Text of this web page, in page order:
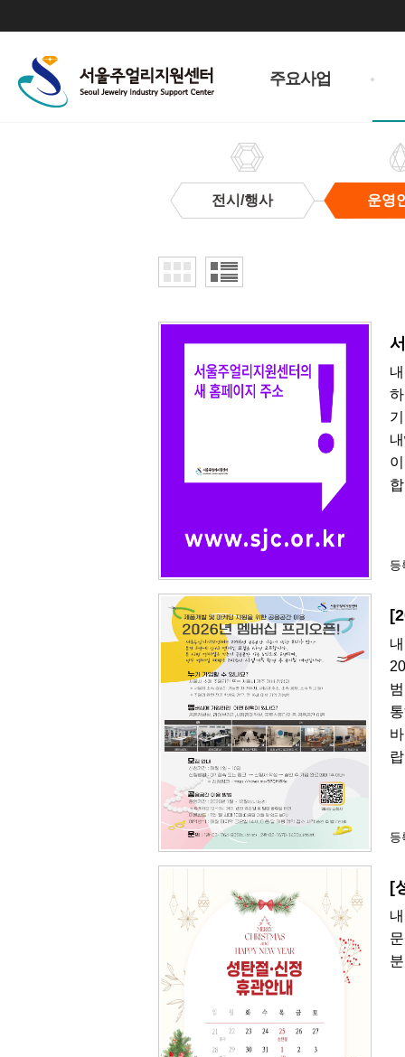
주요사업
전시/행사 운영
안
내
등
등
[